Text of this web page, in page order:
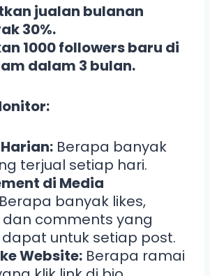
jualan bulanan
30%.
1000 followers baru di
dalam 3 bulan.
Berapa banyak
terjual setiap hari.
di Media
Berapa banyak likes,
dan comments yang
untuk setiap post.
Website: Berapa ramai